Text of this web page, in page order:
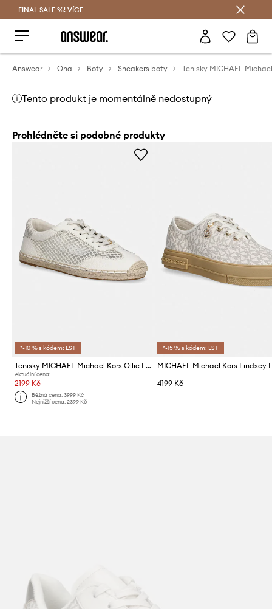
FINAL SALE %! VÍCE
Answear Ona Boty Sneakers boty
Tento produkt je momentálně nedostupný
Prohlédněte si podobné produkty
*-10 % s kódem: LST
Tenisky MICHAEL Michael Kors Ollie Lace Up Espadrille
Aktuální cena:
2199 Kč
Běžná cena:3999 Kč
Nejnižší cena:2399 Kč
*-15 % s kódem: LST
4199 Kč